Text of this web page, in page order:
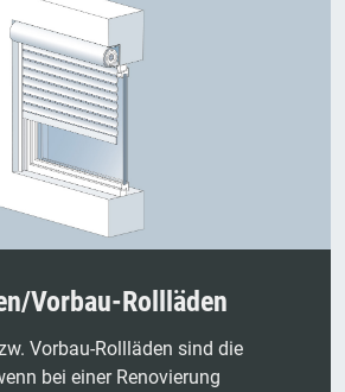
Vorbau-Rollläden
Vorbau-Rollläden sind die
bei einer Renovierung